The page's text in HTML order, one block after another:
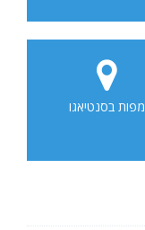
מפות בסנטיאגו